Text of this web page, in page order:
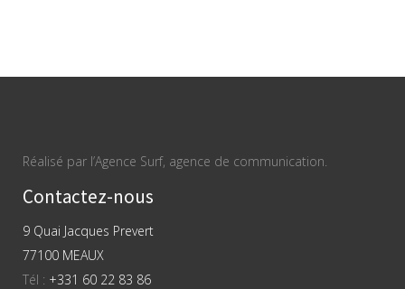
Réalisé par l’Agence Surf, agence de communication.
Contactez-nous
9 Quai Jacques Prevert
77100 MEAUX
Tél : +331 60 22 83 86